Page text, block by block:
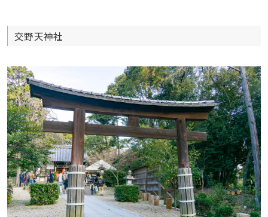
交野天神社